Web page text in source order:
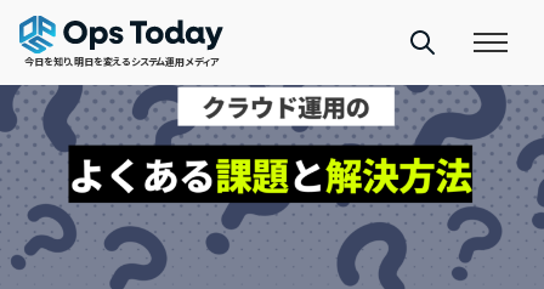
今日を知り、明日を変えるシステム運用メディア